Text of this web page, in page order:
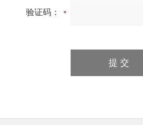
验证码：